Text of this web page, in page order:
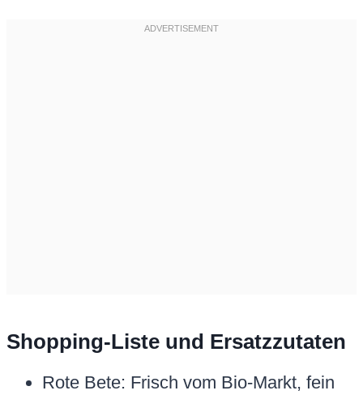
Shopping-Liste und Ersatzzutaten
Rote Bete: Frisch vom Bio-Markt, fein